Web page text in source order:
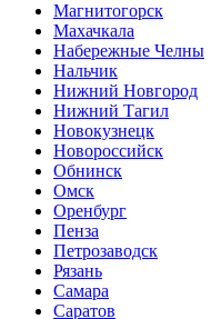
Магнитогорск
Махачкала
Набережные Челны
Нальчик
Нижний Новгород
Нижний Тагил
Новокузнецк
Новороссийск
Обнинск
Омск
Оренбург
Пенза
Петрозаводск
Рязань
Самара
Саратов